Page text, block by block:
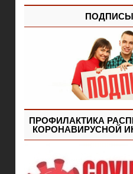
ПРОФИЛАКТИКА
КОРОНАВИРУСНОЙ